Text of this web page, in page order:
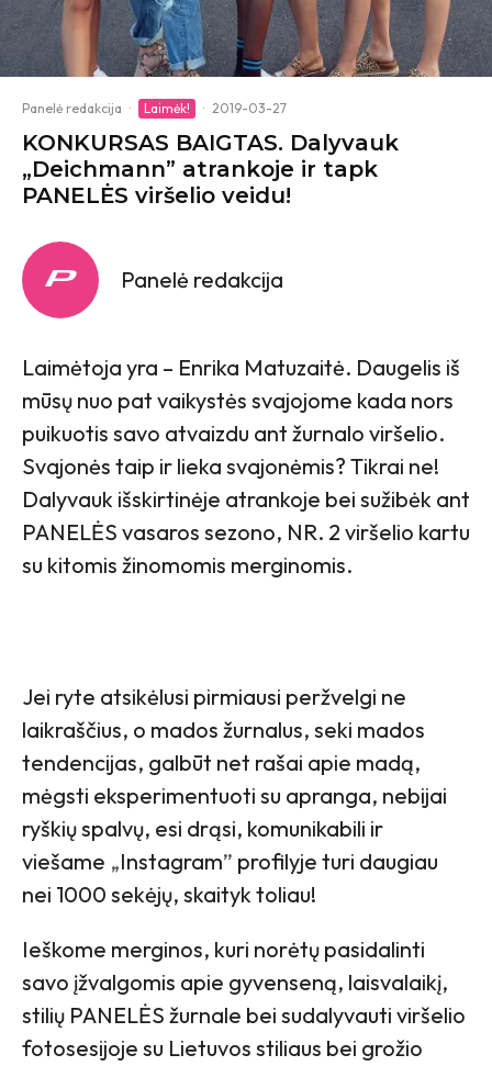
Panelė redakcija · Laimėk! · 2019-03-27
KONKURSAS BAIGTAS. Dalyvauk
„Deichmann” atrankoje ir tapk
PANELĖS viršelio veidu!
Panelė redakcija
Laimėtoja yra – Enrika Matuzaitė. Daugelis iš
mūsų nuo pat vaikystės svajojome kada nors
puikuotis savo atvaizdu ant žurnalo viršelio.
Svajonės taip ir lieka svajonėmis? Tikrai ne!
Dalyvauk išskirtinėje atrankoje bei sužibėk ant
PANELĖS vasaros sezono, NR. 2 viršelio kartu
su kitomis žinomomis merginomis.
Jei ryte atsikėlusi pirmiausi peržvelgi ne
laikraščius, o mados žurnalus, seki mados
tendencijas, galbūt net rašai apie madą,
mėgsti eksperimentuoti su apranga, nebijai
ryškių spalvų, esi drąsi, komunikabili ir
viešame „Instagram” profilyje turi daugiau
nei 1000 sekėjų, skaityk toliau!
Ieškome merginos, kuri norėtų pasidalinti
savo įžvalgomis apie gyvenseną, laisvalaikį,
stilių PANELĖS žurnale bei sudalyvauti viršelio
fotosesijoje su Lietuvos stiliaus bei grožio